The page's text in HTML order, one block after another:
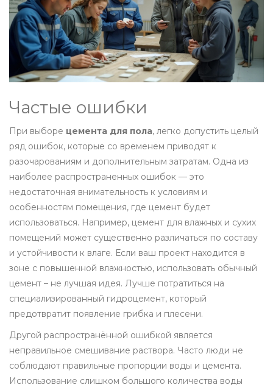
Частые ошибки
При выборе цемента для пола, легко допустить целый
ряд ошибок, которые со временем приводят к
разочарованиям и дополнительным затратам. Одна из
наиболее распространенных ошибок — это
недостаточная внимательность к условиям и
особенностям помещения, где цемент будет
использоваться. Например, цемент для влажных и сухих
помещений может существенно различаться по составу
и устойчивости к влаге. Если ваш проект находится в
зоне с повышенной влажностью, использовать обычный
цемент – не лучшая идея. Лучше потратиться на
специализированный гидроцемент, который
предотвратит появление грибка и плесени.
Другой распространённой ошибкой является
неправильное смешивание раствора. Часто люди не
соблюдают правильные пропорции воды и цемента.
Использование слишком большого количества воды